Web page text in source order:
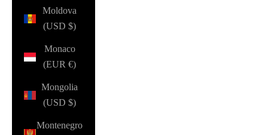
Moldova
(USD $)
Monaco
(EUR €)
Mongolia
(USD $)
Montenegro